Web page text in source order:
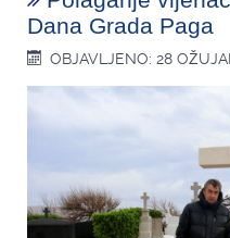
Dana Grada Paga
OBJAVLJENO: 28